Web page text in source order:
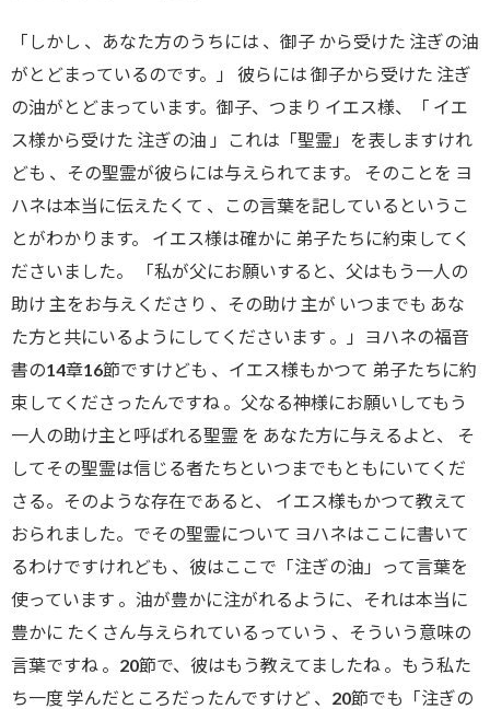
「しかし 、あなた方のうちには 、御子 から受けた 注ぎの油
がとどまっているのです。」 彼らには 御子から受けた 注ぎ
の油がとどまっています。御子、つまり イエス様、「 イエ
ス様から受けた 注ぎの油 」これは「聖霊」を表しますけれ
ども 、その聖霊が彼らには与えられてます。 そのことを ヨ
ハネは本当に伝えたくて 、この言葉を記しているというこ
とがわかります。 イエス様は確かに 弟子たちに約束してく
ださいました。 「私が父にお願いすると、父はもう一人の
助け 主をお与えくださり 、その助け 主が いつまでも あな
た方と共にいるようにしてくださいます 。」ヨハネの福音
書の14章16節ですけども 、イエス様もかつて 弟子たちに約
束してくださったんですね 。父なる神様にお願いしてもう
一人の助け主と呼ばれる聖霊 を あなた方に与えるよと、 そ
してその聖霊は信じる者たちといつまでもともにいてくだ
さる。そのような存在であると、 イエス様もかつて教えて
おられました。でその聖霊について ヨハネはここに書いて
るわけですけれども 、彼はここで「注ぎの油」って言葉を
使っています 。油が豊かに注がれるように、それは本当に
豊かに たくさん与えられているっていう 、そういう意味の
言葉ですね 。20節で、彼はもう教えてましたね 。もう私た
ち一度 学んだところだったんですけど 、20節でも「注ぎの